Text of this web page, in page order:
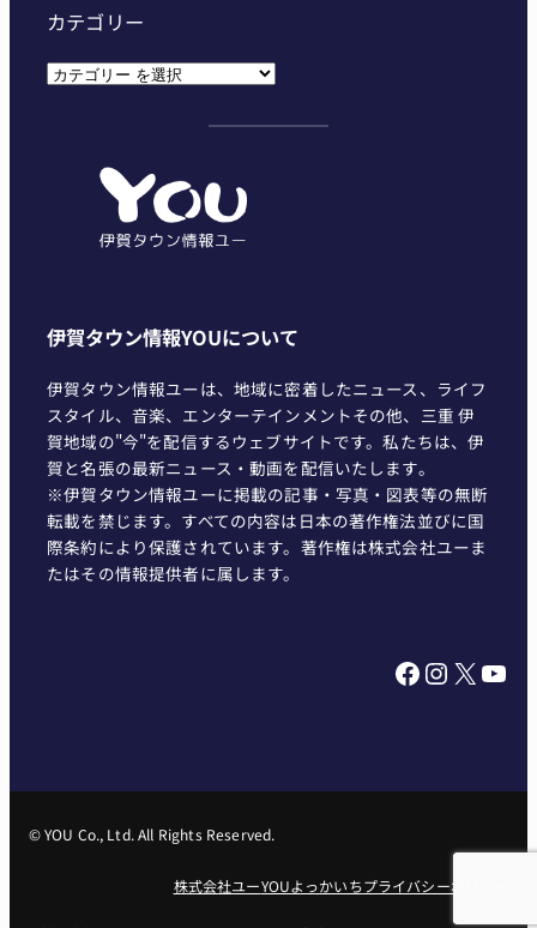
カテゴリー
カ
伊賀タウン情報YOUについて
伊賀タウン情報ユーは、地域に密着したニュース、ライフ
スタイル、音楽、エンターテインメントその他、三重 伊
賀地域の"今"を配信するウェブサイトです。私たちは、伊
賀と名張の最新ニュース・動画を配信いたします。
※伊賀タウン情報ユーに掲載の記事・写真・図表等の無断
転載を禁じます。すべての内容は日本の著作権法並びに国
際条約により保護されています。著作権は株式会社ユーま
たはその情報提供者に属します。
Facebook InstagramX YouTube
© YOU Co., Ltd. All Rights Reserved.
株式会社ユーYOUよっかいちプライバシーポリシー